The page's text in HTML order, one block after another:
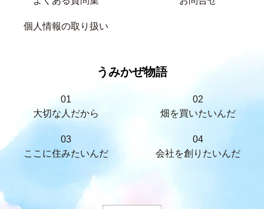
個人情報の取り扱い
うみかぜ物語
01
大切な人だから
02
畑を買いたいんだ
03
ここに住みたいんだ
04
会社を創りたいんだ